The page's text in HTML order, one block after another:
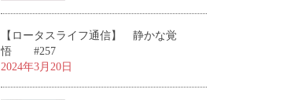
【ロータスライフ通信】 静かな覚
悟 #257
2024年3月20日